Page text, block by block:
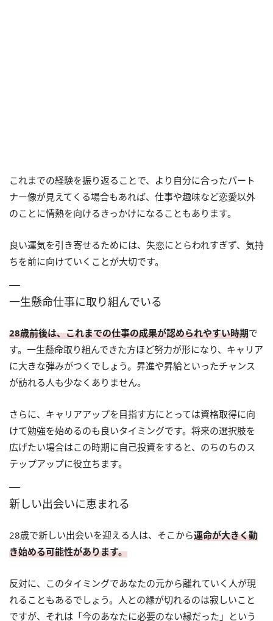
これまでの経験を振り返ることで、より自分に合ったパート
ナー像が見えてくる場合もあれば、仕事や趣味など恋愛以外
のことに情熱を向けるきっかけになることもあります。
良い運気を引き寄せるためには、失恋にとらわれすぎず、気持
ちを前に向けていくことが大切です。
一生懸命仕事に取り組んでいる
28歳前後は、これまでの仕事の成果が認められやすい時期で
す。一生懸命取り組んできた方ほど努力が形になり、キャリア
に大きな弾みがつくでしょう。昇進や昇給といったチャンス
が訪れる人も少なくありません。
さらに、キャリアアップを目指す方にとっては資格取得に向
けて勉強を始めるのも良いタイミングです。将来の選択肢を
広げたい場合はこの時期に自己投資をすると、のちのちのス
テップアップに役立ちます。
新しい出会いに恵まれる
28歳で新しい出会いを迎える人は、そこから運命が大きく動
き始める可能性があります。
反対に、このタイミングであなたの元から離れていく人が現
れることもあるでしょう。人との縁が切れるのは寂しいこと
ですが、それは「今のあなたに必要のない縁だった」という